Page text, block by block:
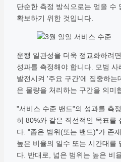
단순한 측정 방식으로는 얻을 수
확보하기 위한 것입니다.
운행 일관성을 더욱 정교화하려
성과를 측정해야 합니다. 모범
발전시켜 '주요 구간'에 집중하는
은 물량을 처리하는 구간을 의미
"서비스 수준 밴드"의 성과를 측
히 80%와 같은 직선적인 목표를
다. "좁은 범위(또는 밴드)"가 존
높은 비율의 일수 또는 시간대를
다. 반대로, 넓은 범위는 높은 비